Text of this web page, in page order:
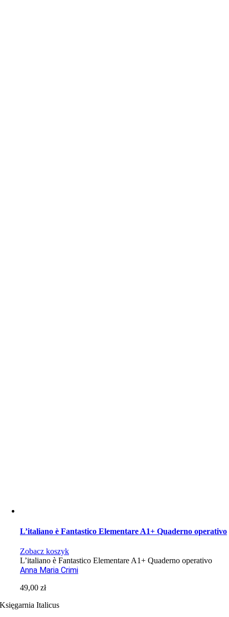
L’italiano è Fantastico Elementare A1+ Quaderno operativo
Zobacz koszyk
L’italiano è Fantastico Elementare A1+ Quaderno operativo
Anna Maria Crimi
49,00zł
Księgarnia Italicus